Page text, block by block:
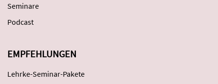
Seminare
Podcast
EMPFEHLUNGEN
Lehrke-Seminar-Pakete